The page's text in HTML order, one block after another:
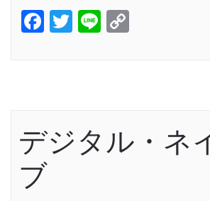
Facebook
Twitter
Line
デジタル・ネ
ブ